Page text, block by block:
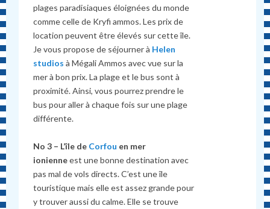
plages paradisiaques éloignées du monde
comme celle de Kryfi ammos. Les prix de
location peuvent être élevés sur cette île.
Je vous propose de séjourner à Helen
studiosà Mégali Ammos avec vue sur la
mer à bon prix. La plage et le bus sont à
proximité. Ainsi, vous pourrez prendre le
bus pour aller à chaque fois sur une plage
différente.
No 3 – L’île de Corfou en mer
ionienneest une bonne destination avec
pas mal de vols directs. C’est une île
touristique mais elle est assez grande pour
y trouver aussi du calme. Elle se trouve